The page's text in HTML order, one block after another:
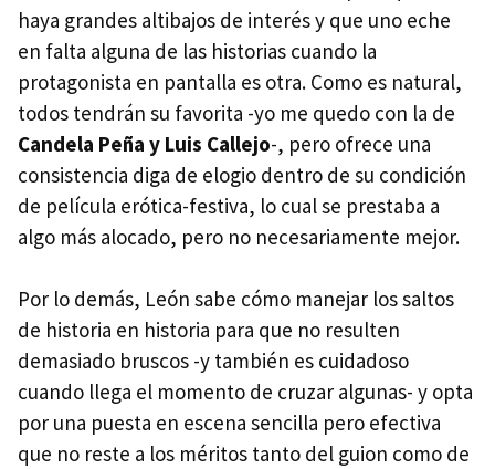
haya grandes altibajos de interés y que uno eche
en falta alguna de las historias cuando la
protagonista en pantalla es otra. Como es natural,
todos tendrán su favorita -yo me quedo con la de
Candela Peña y Luis Callejo-, pero ofrece una
consistencia diga de elogio dentro de su condición
de película erótica-festiva, lo cual se prestaba a
algo más alocado, pero no necesariamente mejor.
Por lo demás, León sabe cómo manejar los saltos
de historia en historia para que no resulten
demasiado bruscos -y también es cuidadoso
cuando llega el momento de cruzar algunas- y opta
por una puesta en escena sencilla pero efectiva
que no reste a los méritos tanto del guion como de